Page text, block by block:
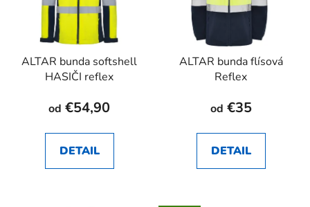
ALTAR bunda softshell
HASIČI reflex
od €54,90
DETAIL
ALTAR bunda flísová
Reflex
od €35
DETAIL